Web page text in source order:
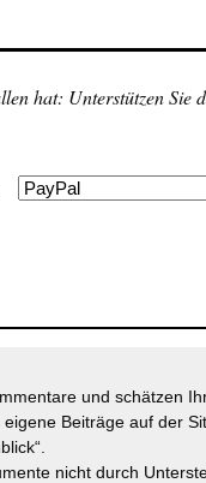
hat: Unterstützen Sie
und schätzen
Beiträge auf der
nicht durch